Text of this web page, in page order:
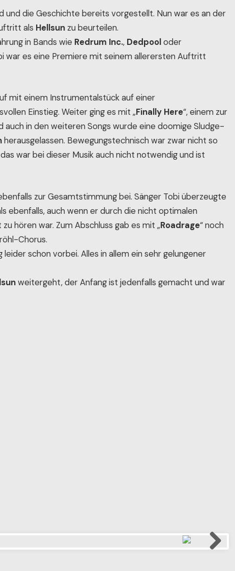
und die Geschichte bereits vorgestellt. Nun war es an der
alsHellsunzu beurteilen.
in Bands wieRedrum Inc.,Dedpooloder
mit einem Instrumentalstück auf einer
Einstieg. Weiter ging es mit „Finally Here“, einem zur
in den weiteren Songs wurde eine doomige Sludge-
herausgelassen. Bewegungstechnisch war zwar nicht so
zur Gesamtstimmung bei. Sänger Tobi überzeugte
ebenfalls, auch wenn er durch die nicht optimalen
hören war. Zum Abschluss gab es mit „
Chorus.
schon vorbei. Alles in allem ein sehr gelungener